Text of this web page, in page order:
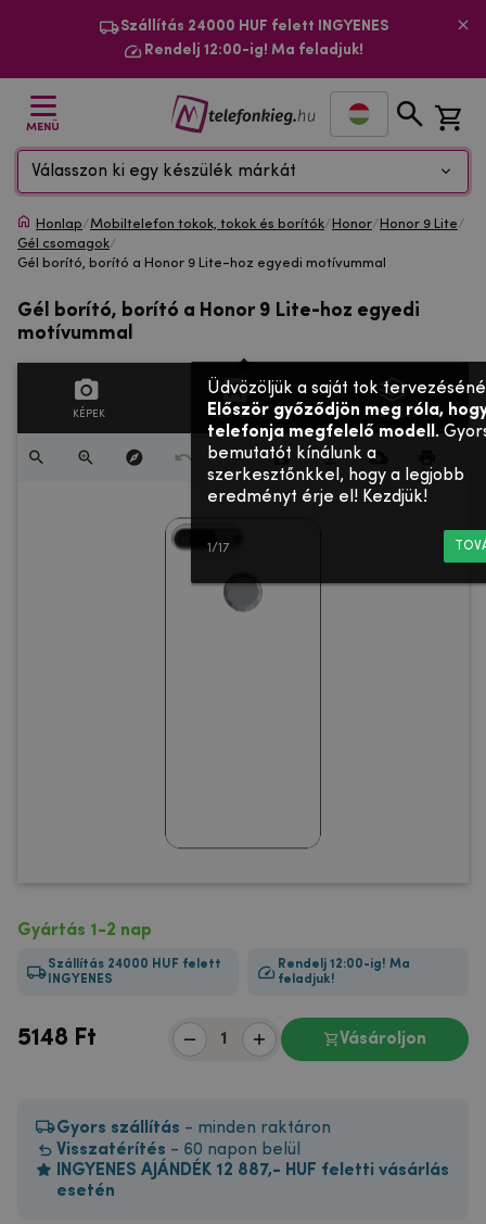
Szállítás 24000 HUF felett INGYENES
Rendelj 12:00-ig! Ma feladjuk!
MENÜ
Válasszon ki egy készülék márkát
Honlap/Mobiltelefon tokok, tokok és borítók/ Honor/ Honor 9 Lite/
Gél csomagok/
Gél borító, borító a Honor 9 Lite-hoz egyedi motívummal
Gél borító, borító a Honor 9 Lite-hoz egyedi
motívummal
KÉPEK SZÖVEGES RÉTEGEK
Gyártás 1-2 nap
Szállítás 24000 HUF felett
INGYENES
Rendelj 12:00-ig! Ma
feladjuk!
5148 Ft Vásároljon
Gyors szállítás - minden raktáron
Visszatérítés - 60 napon belül
INGYENES AJÁNDÉK 12 887,- HUF feletti vásárlás
esetén
Üdvözöljük a saját tok
Először győződjön meg róla,
telefonja megfelelő modell .
bemutatót kínálunk a
szerkesztőnkkel, hogy a legjobb
eredményt érje el! Kezdjük!
1/17